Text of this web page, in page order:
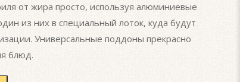
от жира просто, используя алюминиевые
из них в специальный лоток, куда будут
Универсальные поддоны прекрасно
блюд.